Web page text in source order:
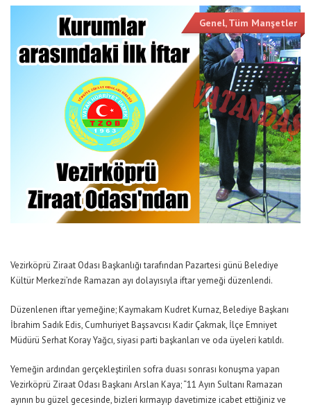
Genel,Tüm Manşetler
Vezirköprü Ziraat Odası Başkanlığı tarafından Pazartesi günü Belediye
Kültür Merkezi’nde Ramazan ayı dolayısıyla iftar yemeği düzenlendi.
Düzenlenen iftar yemeğine; Kaymakam Kudret Kurnaz, Belediye Başkanı
İbrahim Sadık Edis, Cumhuriyet Başsavcısı Kadir Çakmak, İlçe Emniyet
Müdürü Serhat Koray Yağcı, siyasi parti başkanları ve oda üyeleri katıldı.
Yemeğin ardından gerçekleştirilen sofra duası sonrası konuşma yapan
Vezirköprü Ziraat Odası Başkanı Arslan Kaya; “11 Ayın Sultanı Ramazan
ayının bu güzel gecesinde, bizleri kırmayıp davetimize icabet ettiğiniz ve